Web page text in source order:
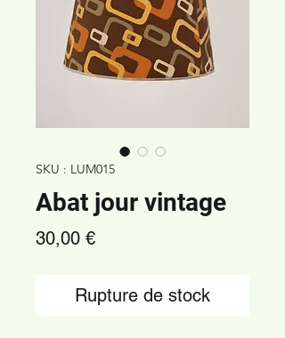
SKU : LUM015
Abat jour vintage
30,00 €Prix
Rupture de stock